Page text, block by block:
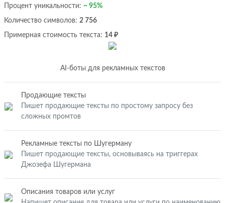
Процент уникальности: ~ 95%
Количество символов: 2 756
Примерная стоимость текста: 14 ₽
AI-боты для рекламных текстов
Продающие тексты
Пишет продающие тексты по простому запросу без
сложных промтов
Рекламные тексты по Шугерману
Пишет продающие тексты, основываясь на триггерах
Джозефа Шугермана
Описания товаров или услуг